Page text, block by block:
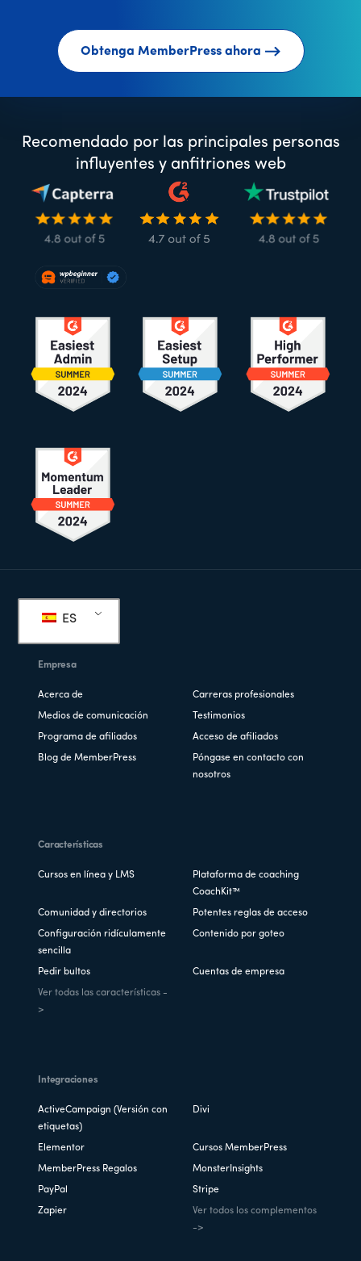
Obtenga MemberPress ahora
Recomendado por las principales personas
influyentes y anfitriones web
de
ES
Empresa
Acerca de Carreras profesionales
Medios de comunicación Testimonios
Programa de afiliados Acceso de afiliados
Blog de MemberPress
Póngase en contacto con
nosotros
Características
Cursos en línea y LMS
Plataforma de coaching
CoachKit™
Comunidad y directorios Potentes reglas de acceso
Configuración ridículamente
sencilla
Contenido por goteo
Pedir bultos Cuentas de empresa
Ver todas las características -
>
Integraciones
ActiveCampaign (Versión con
etiquetas)
Divi
Elementor Cursos MemberPress
MemberPress Regalos MonsterInsights
PayPal Stripe
Zapier
Ver todos los complementos
->